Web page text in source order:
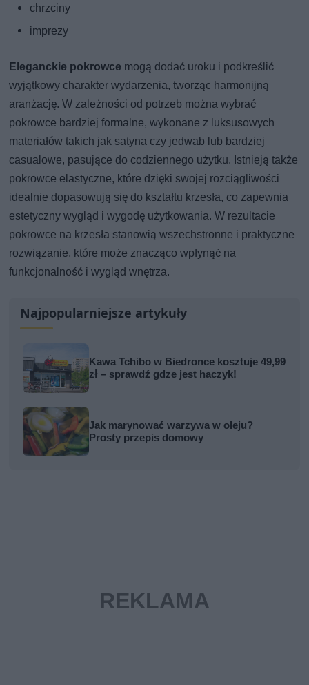
chrzciny
imprezy
Eleganckie pokrowce mogą dodać uroku i podkreślić
wyjątkowy charakter wydarzenia, tworząc harmonijną
aranżację. W zależności od potrzeb można wybrać
pokrowce bardziej formalne, wykonane z luksusowych
materiałów takich jak satyna czy jedwab lub bardziej
casualowe, pasujące do codziennego użytku. Istnieją także
pokrowce elastyczne, które dzięki swojej rozciągliwości
idealnie dopasowują się do kształtu krzesła, co zapewnia
estetyczny wygląd i wygodę użytkowania. W rezultacie
pokrowce na krzesła stanowią wszechstronne i praktyczne
rozwiązanie, które może znacząco wpłynąć na
funkcjonalność i wygląd wnętrza.
Najpopularniejsze artykuły
Kawa Tchibo w Biedronce kosztuje 49,99
zł – sprawdź gdze jest haczyk!
Jak marynować warzywa w oleju?
Prosty przepis domowy